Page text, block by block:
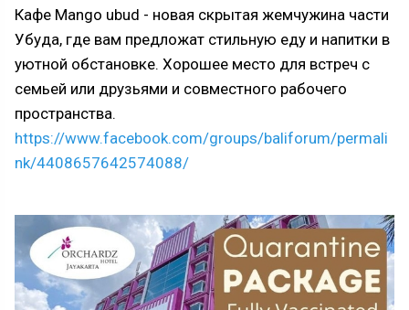
Кафе Mango ubud - новая скрытая жемчужина части
Убуда, где вам предложат стильную еду и напитки в
уютной обстановке. Хорошее место для встреч с
семьей или друзьями и совместного рабочего
пространства.
https://www.facebook.com/groups/baliforum/permali
nk/4408657642574088/